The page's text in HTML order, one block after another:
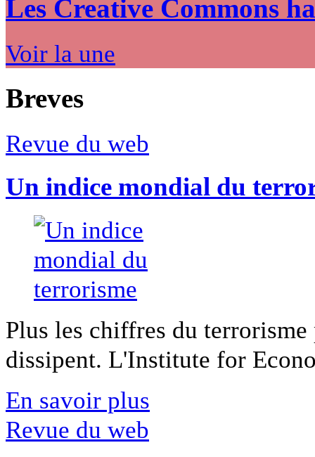
Les Creative Commons
Voir la une
Breves
Revue du web
Un indice mondial du
Plus les chiffres du
dissipent. L'Institute for
En savoir plus
Revue du web